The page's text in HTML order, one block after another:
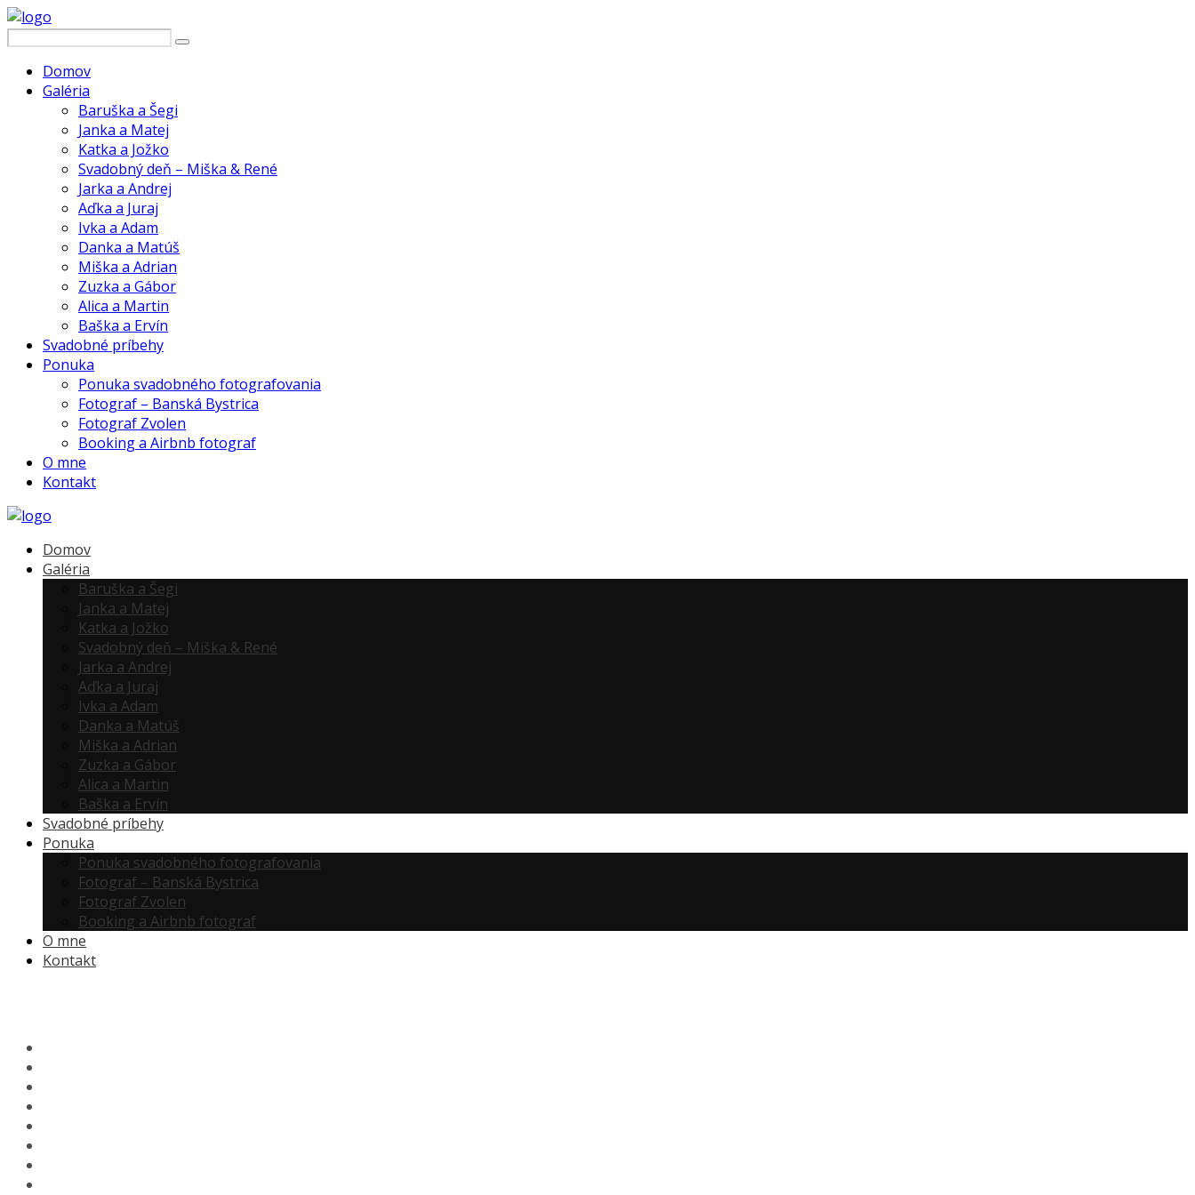
Domov
Galéria
Baruška a Šegi
Janka a Matej
Katka a Jožko
Svadobný deň – Miška & René
Jarka a Andrej
Aďka a Juraj
Ivka a Adam
Danka a Matúš
Miška a Adrian
Zuzka a Gábor
Alica a Martin
Baška a Ervín
Svadobné príbehy
Ponuka
Ponuka svadobného fotografovania
Fotograf – Banská Bystrica
Fotograf Zvolen
Booking a Airbnb fotograf
O mne
Kontakt
Domov
Galéria
Baruška a Šegi
Janka a Matej
Katka a Jožko
Svadobný deň – Miška & René
Jarka a Andrej
Aďka a Juraj
Ivka a Adam
Danka a Matúš
Miška a Adrian
Zuzka a Gábor
Alica a Martin
Baška a Ervín
Svadobné príbehy
Ponuka
Ponuka svadobného fotografovania
Fotograf – Banská Bystrica
Fotograf Zvolen
Booking a Airbnb fotograf
O mne
Kontakt